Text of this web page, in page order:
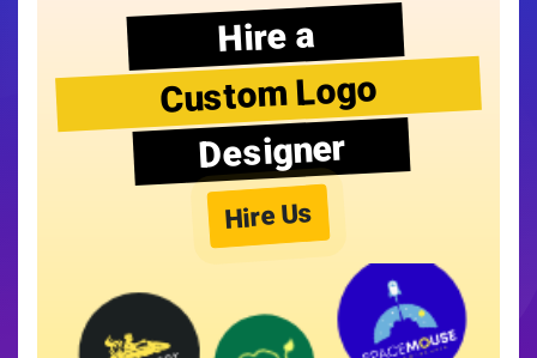
Hire a
Custom Logo
Designer
Hire Us